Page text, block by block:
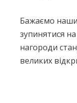
Бажаємо
зупинятися
нагороди
великих